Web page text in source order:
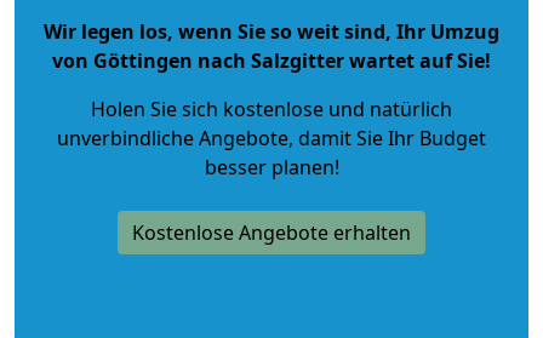
Wir legen los, wenn Sie so weit sind, Ihr Umzug
von Göttingen nach Salzgitter wartet auf Sie!
Holen Sie sich kostenlose und natürlich
unverbindliche Angebote, damit Sie Ihr Budget
besser planen!
Kostenlose Angebote erhalten